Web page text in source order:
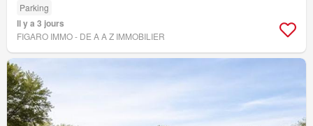
Parking
Il y a 3 jours
FIGARO IMMO - DE A A Z IMMOBILIER